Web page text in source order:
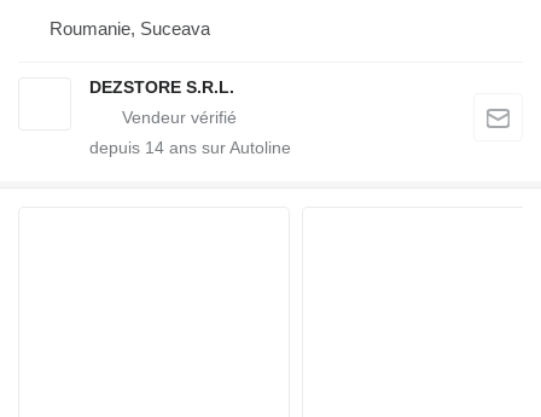
Roumanie, Suceava
DEZSTORE S.R.L.
depuis 14 ans sur Autoline